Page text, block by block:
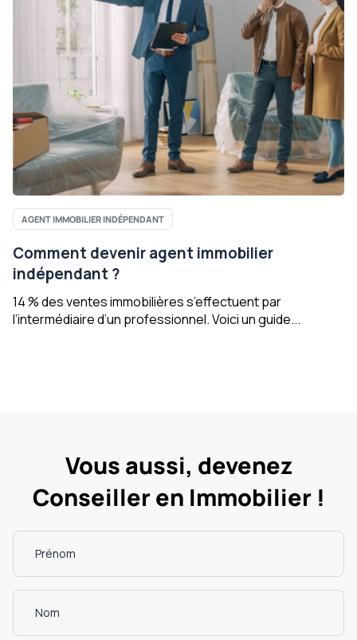
AGENT IMMOBILIER INDÉPENDANT
Comment devenir agent immobilier
indépendant ?
14 % des ventes immobilières s’effectuent par
l’intermédiaire d’un professionnel. Voici un guide...
Vous aussi, devenez
Conseiller en Immobilier !